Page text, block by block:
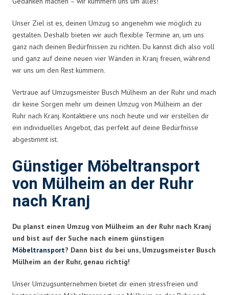
Unser Ziel ist es, deinen Umzug so angenehm wie möglich zu
gestalten. Deshalb bieten wir auch flexible Termine an, um uns
ganz nach deinen Bedürfnissen zu richten. Du kannst dich also voll
und ganz auf deine neuen vier Wänden in Kranj freuen, während
wir uns um den Rest kümmern.
Vertraue auf Umzugsmeister Busch Mülheim an der Ruhr und mach
dir keine Sorgen mehr um deinen Umzug von Mülheim an der
Ruhr nach Kranj. Kontaktiere uns noch heute und wir erstellen dir
ein individuelles Angebot, das perfekt auf deine Bedürfnisse
abgestimmt ist.
Günstiger Möbeltransport
von Mülheim an der Ruhr
nach Kranj
Du planst einen Umzug von Mülheim an der Ruhr nach Kranj
und bist auf der Suche nach einem günstigen
Möbeltransport? Dann bist du bei uns, Umzugsmeister Busch
Mülheim an der Ruhr, genau richtig!
Unser Umzugsunternehmen bietet dir einen stressfreien und